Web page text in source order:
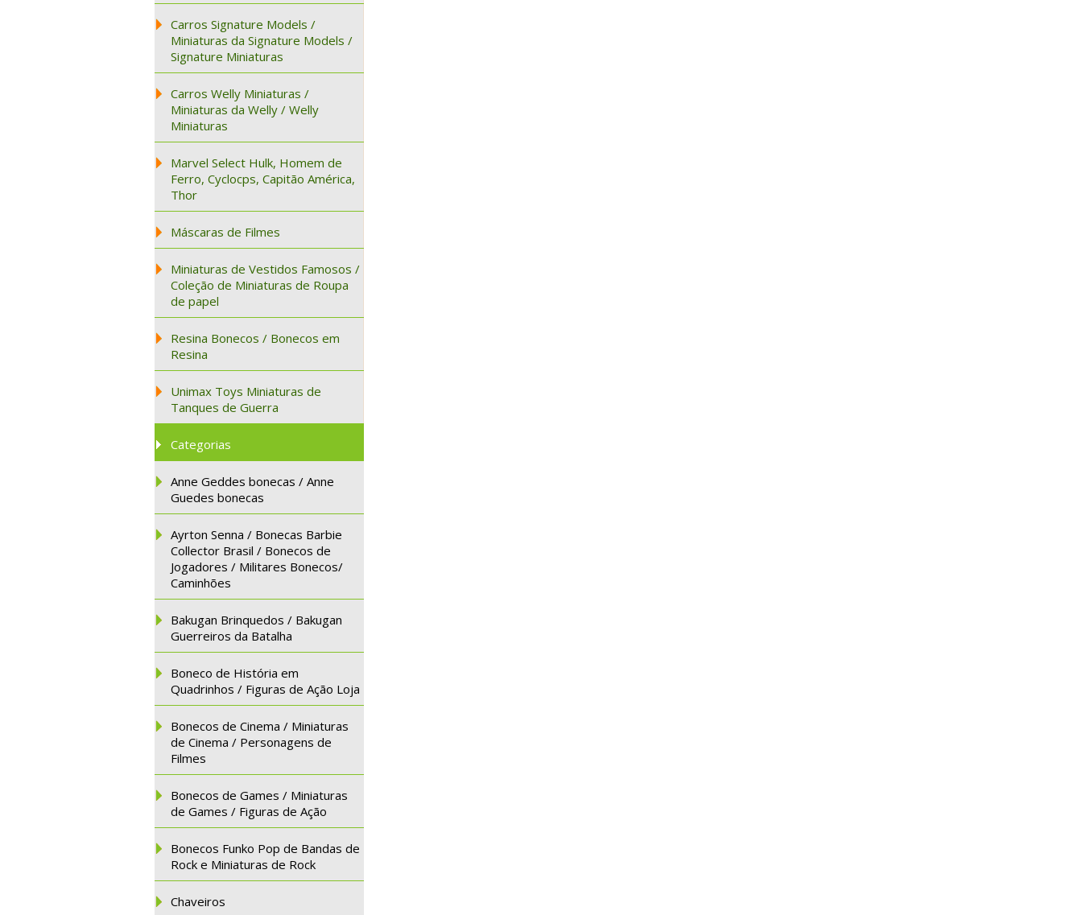
Carros Signature Models /
Miniaturas da Signature Models /
Signature Miniaturas
Carros Welly Miniaturas /
Miniaturas da Welly / Welly
Miniaturas
Marvel Select Hulk, Homem de
Ferro, Cyclocps, Capitão América,
Thor
Máscaras de Filmes
Miniaturas de Vestidos Famosos /
Coleção de Miniaturas de Roupa
de papel
Resina Bonecos / Bonecos em
Resina
Unimax Toys Miniaturas de
Tanques de Guerra
Categorias
Anne Geddes bonecas / Anne
Guedes bonecas
Ayrton Senna / Bonecas Barbie
Collector Brasil / Bonecos de
Jogadores / Militares Bonecos/
Caminhões
Bakugan Brinquedos / Bakugan
Guerreiros da Batalha
Boneco de História em
Quadrinhos / Figuras de Ação Loja
Bonecos de Cinema / Miniaturas
de Cinema / Personagens de
Filmes
Bonecos de Games / Miniaturas
de Games / Figuras de Ação
Bonecos Funko Pop de Bandas de
Rock e Miniaturas de Rock
Chaveiros